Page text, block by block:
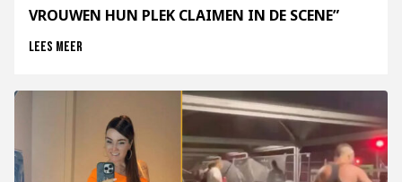
VROUWEN HUN PLEK CLAIMEN IN DE SCENE”
Lees meer